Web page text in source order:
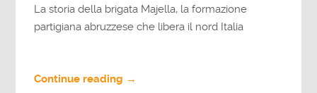
La storia della brigata Majella, la formazione
partigiana abruzzese che libera il nord Italia
Continue reading →